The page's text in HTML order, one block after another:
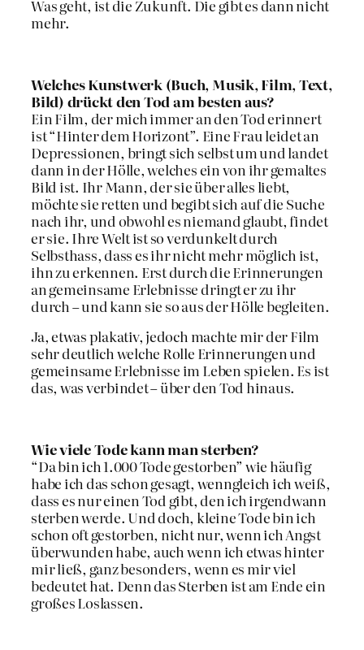
Was geht, ist die Zukunft. Die gibt es dann nicht
mehr.
Welches Kunstwerk (Buch, Musik, Film, Text,
Bild) drückt den Tod am besten aus?
Ein Film, der mich immer an den Tod erinnert
ist “Hinter dem Horizont”. Eine Frau leidet an
Depressionen, bringt sich selbst um und landet
dann in der Hölle, welches ein von ihr gemaltes
Bild ist. Ihr Mann, der sie über alles liebt,
möchte sie retten und begibt sich auf die Suche
nach ihr, und obwohl es niemand glaubt, findet
er sie. Ihre Welt ist so verdunkelt durch
Selbsthass, dass es ihr nicht mehr möglich ist,
ihn zu erkennen. Erst durch die Erinnerungen
an gemeinsame Erlebnisse dringt er zu ihr
durch – und kann sie so aus der Hölle begleiten.
Ja, etwas plakativ, jedoch machte mir der Film
sehr deutlich welche Rolle Erinnerungen und
gemeinsame Erlebnisse im Leben spielen. Es ist
das, was verbindet – über den Tod hinaus.
Wie viele Tode kann man sterben?
“Da bin ich 1.000 Tode gestorben” wie häufig
habe ich das schon gesagt, wenngleich ich weiß,
dass es nur einen Tod gibt, den ich irgendwann
sterben werde. Und doch, kleine Tode bin ich
schon oft gestorben, nicht nur, wenn ich Angst
überwunden habe, auch wenn ich etwas hinter
mir ließ, ganz besonders, wenn es mir viel
bedeutet hat. Denn das Sterben ist am Ende ein
großes Loslassen.